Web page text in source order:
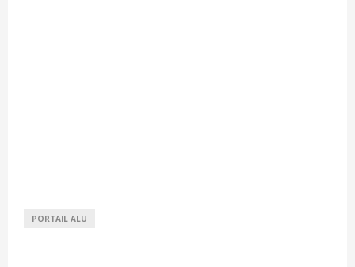
PORTAIL ALU